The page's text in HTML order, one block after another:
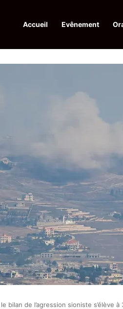
Accueil Evênement
: reddition d’un terroriste et
bilan de l’agression sioniste s’élève